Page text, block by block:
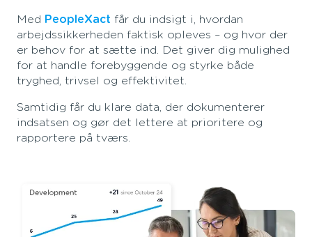
Med PeopleXact får du indsigt i, hvordan
arbejdssikkerheden faktisk opleves – og hvor der
er behov for at sætte ind. Det giver dig mulighed
for at handle forebyggende og styrke både
tryghed, trivsel og effektivitet.
Samtidig får du klare data, der dokumenterer
indsatsen og gør det lettere at prioritere og
rapportere på tværs.